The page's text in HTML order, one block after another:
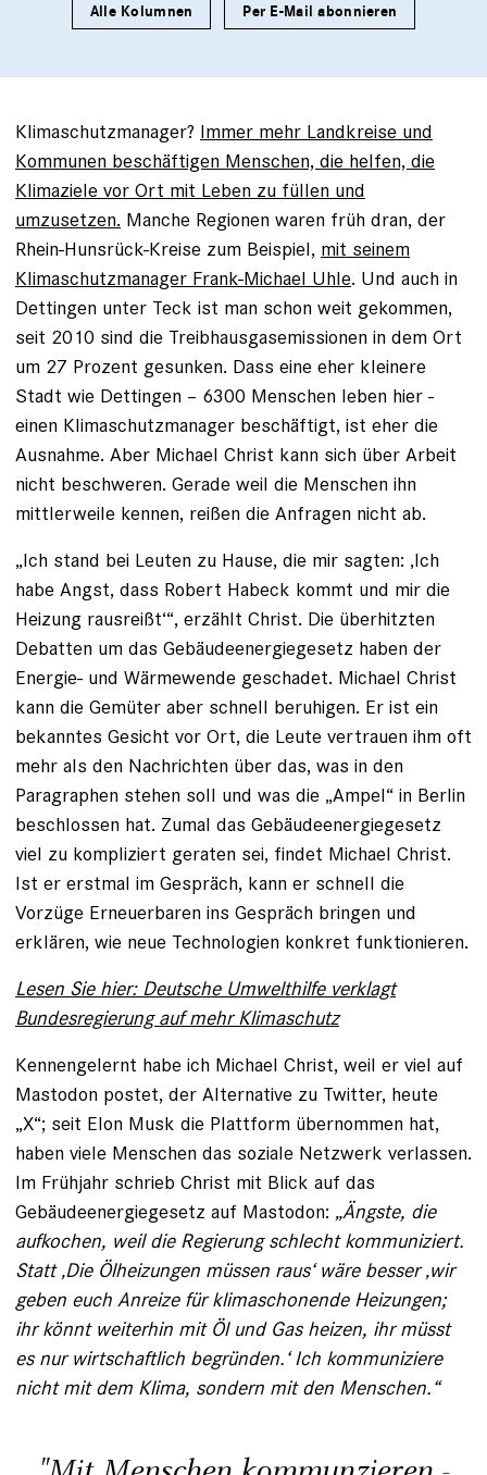
Alle Kolumnen Per E-Mail abonnieren
Klimaschutzmanager? Immer mehr Landkreise und
Kommunen beschäftigen Menschen, die helfen, die
Klimaziele vor Ort mit Leben zu füllen und
umzusetzen. Manche Regionen waren früh dran, der
Rhein-Hunsrück-Kreise zum Beispiel, mit seinem
Klimaschutzmanager Frank-Michael Uhle. Und auch in
Dettingen unter Teck ist man schon weit gekommen,
seit 2010 sind die Treibhausgasemissionen in dem Ort
um 27 Prozent gesunken. Dass eine eher kleinere
Stadt wie Dettingen – 6300 Menschen leben hier -
einen Klimaschutzmanager beschäftigt, ist eher die
Ausnahme. Aber Michael Christ kann sich über Arbeit
nicht beschweren. Gerade weil die Menschen ihn
mittlerweile kennen, reißen die Anfragen nicht ab.
„Ich stand bei Leuten zu Hause, die mir sagten: ‚Ich
habe Angst, dass Robert Habeck kommt und mir die
Heizung rausreißt‘“, erzählt Christ. Die überhitzten
Debatten um das Gebäudeenergiegesetz haben der
Energie- und Wärmewende geschadet. Michael Christ
kann die Gemüter aber schnell beruhigen. Er ist ein
bekanntes Gesicht vor Ort, die Leute vertrauen ihm oft
mehr als den Nachrichten über das, was in den
Paragraphen stehen soll und was die „Ampel“ in Berlin
beschlossen hat. Zumal das Gebäudeenergiegesetz
viel zu kompliziert geraten sei, findet Michael Christ.
Ist er erstmal im Gespräch, kann er schnell die
Vorzüge Erneuerbaren ins Gespräch bringen und
erklären, wie neue Technologien konkret funktionieren.
Lesen Sie hier: Deutsche Umwelthilfe verklagt
Bundesregierung auf mehr Klimaschutz
Kennengelernt habe ich Michael Christ, weil er viel auf
Mastodon postet, der Alternative zu Twitter, heute
„X“; seit Elon Musk die Plattform übernommen hat,
haben viele Menschen das soziale Netzwerk verlassen.
Im Frühjahr schrieb Christ mit Blick auf das
Gebäudeenergiegesetz auf Mastodon: „Ängste, die
aufkochen, weil die Regierung schlecht kommuniziert.
Statt ‚Die Ölheizungen müssen raus‘ wäre besser ‚wir
geben euch Anreize für klimaschonende Heizungen;
ihr könnt weiterhin mit Öl und Gas heizen, ihr müsst
es nur wirtschaftlich begründen.‘ Ich kommuniziere
nicht mit dem Klima, sondern mit den Menschen.“